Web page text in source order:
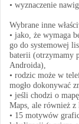
• wyznaczenie
Wybrane inne
• jako, że wymaga
go do systemowej
baterii (otrzymamy
Androida),
• rodzic może w
mogło dokonywać
• jeśli chodzi o
Maps, ale również z
• 15 motywów